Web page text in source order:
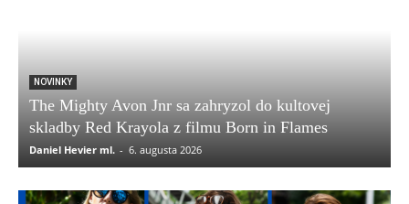
NOVINKY
The Mighty Avon Jnr sa zahryzol do kultovej
skladby Red Krayola z filmu Born in Flames
Daniel Hevier ml. - 6. augusta 2026